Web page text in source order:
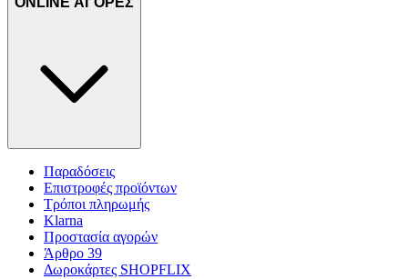
Παραδόσεις
Επιστροφές προϊόντων
Τρόποι πληρωμής
Klarna
Προστασία αγορών
Άρθρο 39
Δωροκάρτες SHOPFLIX